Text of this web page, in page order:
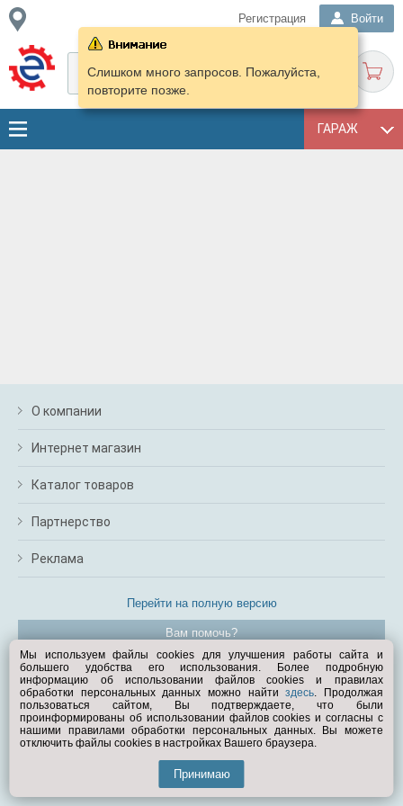
Регистрация Войти
ГАРАЖ
Слишком много запросов. Пожалуйста,
повторите позже.
О компании
Интернет магазин
Каталог товаров
Партнерство
Реклама
Перейти на полную версию
Вам помочь?
© Exist.ru 1998—2026
Мы используем файлы cookies для улучшения работы сайта и
большего удобства его использования. Более подробную
информацию об использовании файлов cookies и правилах
обработки персональных данных можно найтиздесь. Продолжая
пользоваться сайтом, Вы подтверждаете, что были
проинформированы об использовании файлов cookies и согласны с
нашими правилами обработки персональных данных. Вы можете
отключить файлы cookies в настройках Вашего браузера.
Принимаю